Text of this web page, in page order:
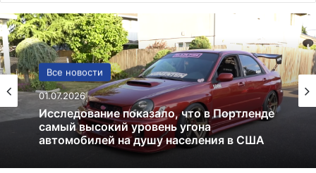
Все новости
01.07.2026
США
13.06.2025
Америка имеет огромный избыток сыра